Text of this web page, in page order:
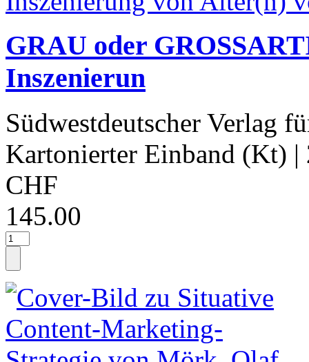
GRAU oder
Inszenierun
Südwestdeutscher Verlag
Kartonierter Einband (Kt) |
CHF
145.00